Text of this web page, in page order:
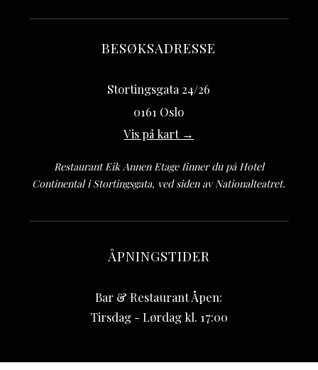
BESØKSADRESSE
Stortingsgata 24/26
0161 Oslo
Vis på kart →
Restaurant Eik Annen Etage finner du på Hotel
Continental i Stortingsgata, ved siden av Nationalteatret.
ÅPNINGSTIDER
Bar & Restaurant Åpen:
Tirsdag - Lørdag kl. 17:00